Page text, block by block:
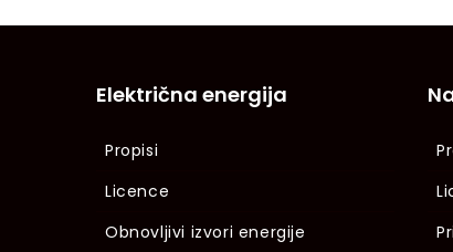
Električna energija
Propisi
Licence
Obnovljivi izvori energije